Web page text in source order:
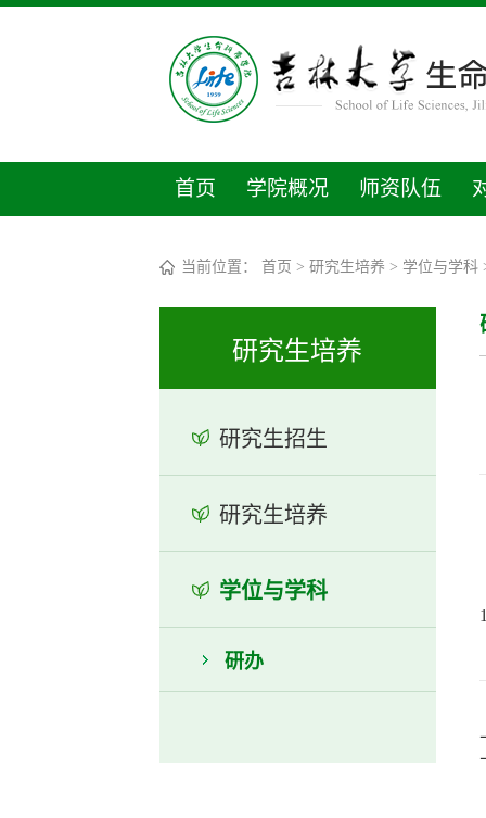
首页 学院概况 师资队伍
当前位置： 首页 > 研究生培养 > 学位与学科
研究生培养
研究生招生
研究生培养
学位与学科
研办